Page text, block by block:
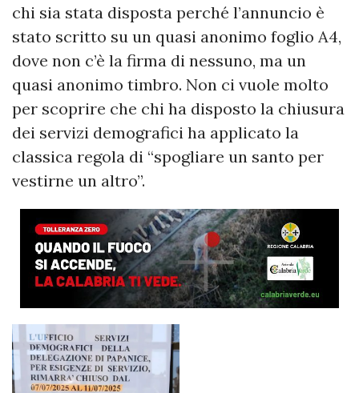
chi sia stata disposta perché l’annuncio è
stato scritto su un quasi anonimo foglio A4,
dove non c’è la firma di nessuno, ma un
quasi anonimo timbro. Non ci vuole molto
per scoprire che chi ha disposto la chiusura
dei servizi demografici ha applicato la
classica regola di “spogliare un santo per
vestirne un altro”.